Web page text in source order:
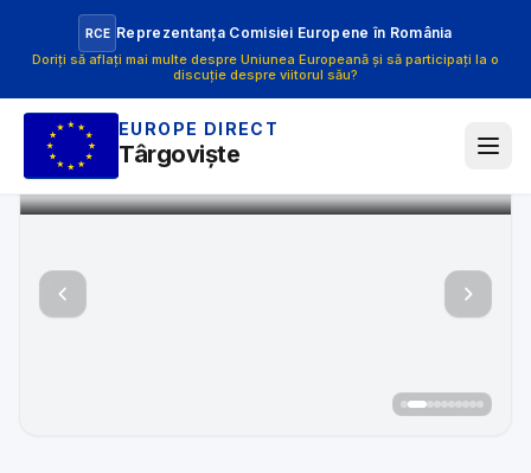
RCE Reprezentanța Comisiei Europene în România
Doriți să aflați mai multe despre Uniunea Europeană și să participați la o
discuție despre viitorul său?
EUROPE DIRECT
Târgoviște
Implicarea tinerilor în activitățile și inițiativele